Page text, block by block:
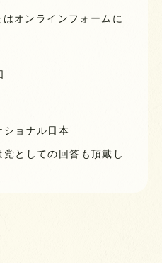
オンラインフォームに
ショナル日本
としての回答も頂戴し